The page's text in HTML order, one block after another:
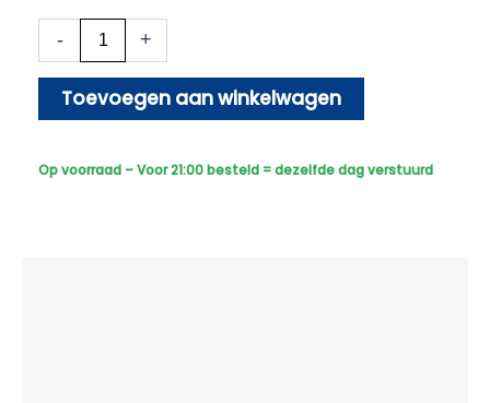
-
Beveiligingscamera
Draadloos
Sony
PTZ
+
Toevoegen aan winkelwagen
Op voorraad – Voor 21:00 besteld = dezelfde dag verstuurd